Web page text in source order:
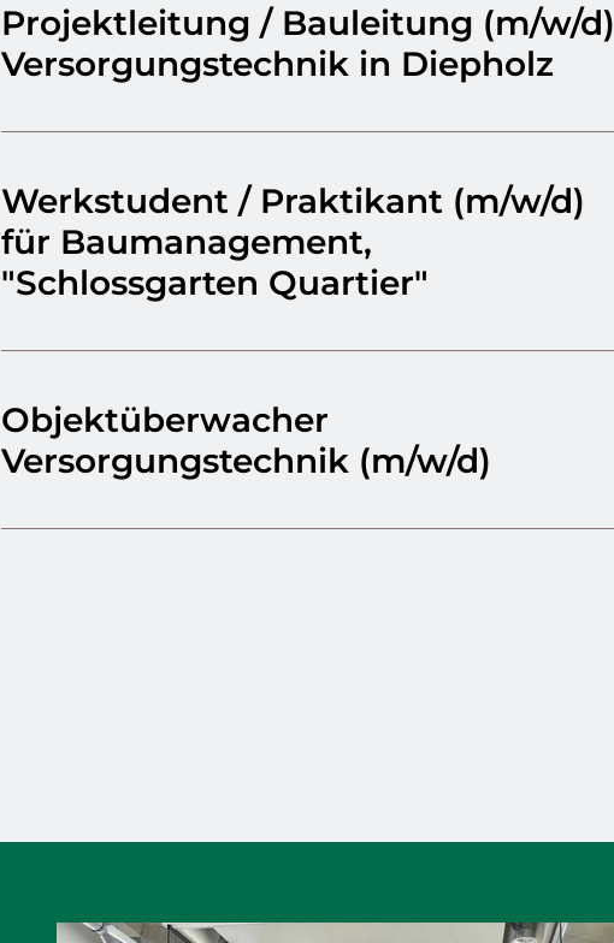
Projektleitung / Bauleitung (m/w/d)
Versorgungstechnik in Diepholz
Werkstudent / Praktikant (m/w/d)
für Baumanagement,
"Schlossgarten Quartier"
Objektüberwacher
Versorgungstechnik (m/w/d)